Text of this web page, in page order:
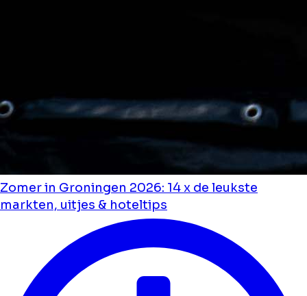
Zomer in Groningen 2026: 14 x de leukste
markten, uitjes & hoteltips